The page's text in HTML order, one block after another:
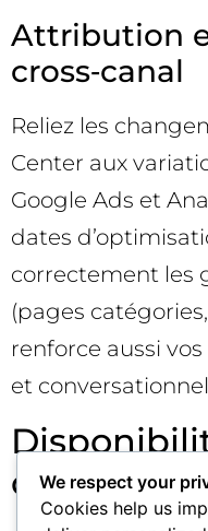
Attribution
cross‑canal
Reliez les
Center aux
Google Ads et
dates
correctement les
(pages
renforce aussi
et
connaître
We respect your
Cookies help us